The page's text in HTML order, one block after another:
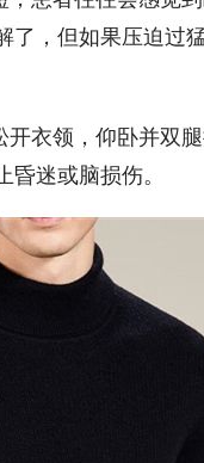
，但如果压迫过
衣领，仰卧并双
迷或脑损伤。